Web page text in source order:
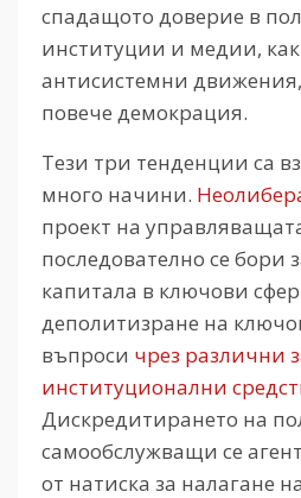
спадащото доверие в
институции и медии,
антисистемни
повече демокрация.
Тези три тенденции са
много начини.
проект на
последователно се бори
капитала в ключови
деполитизране на
въпроси чрез различни
институционални
Дискредитирането на
самообслужващи се
от натиска за налагане